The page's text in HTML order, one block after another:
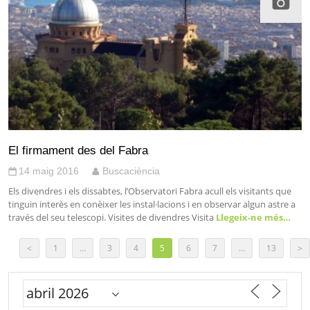
El firmament des del Fabra
14 maig 2016 Buscaciència
Els divendres i els dissabtes, l’Observatori Fabra acull els visitants que
tinguin interès en conèixer les instal·lacions i en observar algun astre a
través del seu telescopi. Visites de divendres Visita Llegeix-ne més…
< 1 … 3 4 5 6 7 … 13 >